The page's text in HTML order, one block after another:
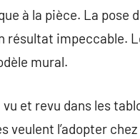
à la pièce. La pose
résultat impeccable.
mural.
et revu dans les
l’adopter